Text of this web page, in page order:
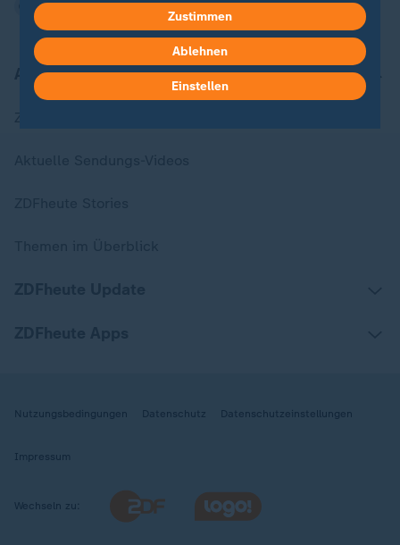
Aktuell bei ZDFheute
Nutzungsbedingungen Datenschutz Datenschutzeinstellungen
Impressum
Wechseln zu:
Zustimmen
Ablehnen
Einstellen